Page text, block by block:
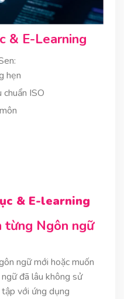
& E-Learning
hẹn
ISO
& E-learning
Ngôn ngữ
ngữ mới hoặc muốn
đã lâu không sử
với ứng dụng